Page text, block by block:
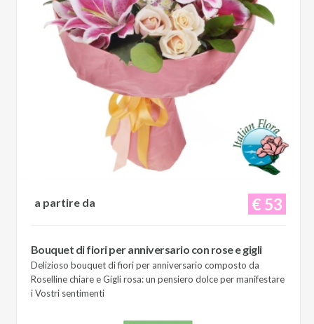
€ 53
a partire da
Bouquet di fiori per anniversario con rose e gigli
Delizioso bouquet di fiori per anniversario composto da
Roselline chiare e Gigli rosa: un pensiero dolce per manifestare
i Vostri sentimenti